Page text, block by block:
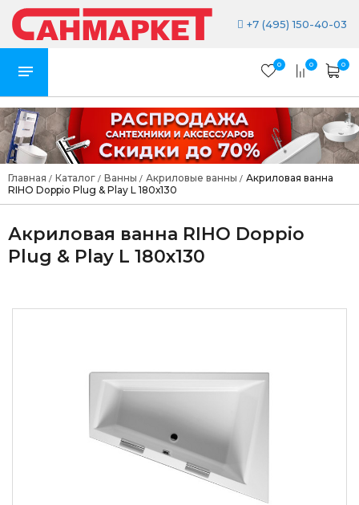
+7 (495) 150-40-03
0 0 0
Главная / Каталог / Ванны / Акриловые ванны / Акриловая ванна
RIHO Doppio Plug & Play L 180х130
Акриловая ванна RIHO Doppio
Plug & Play L 180х130